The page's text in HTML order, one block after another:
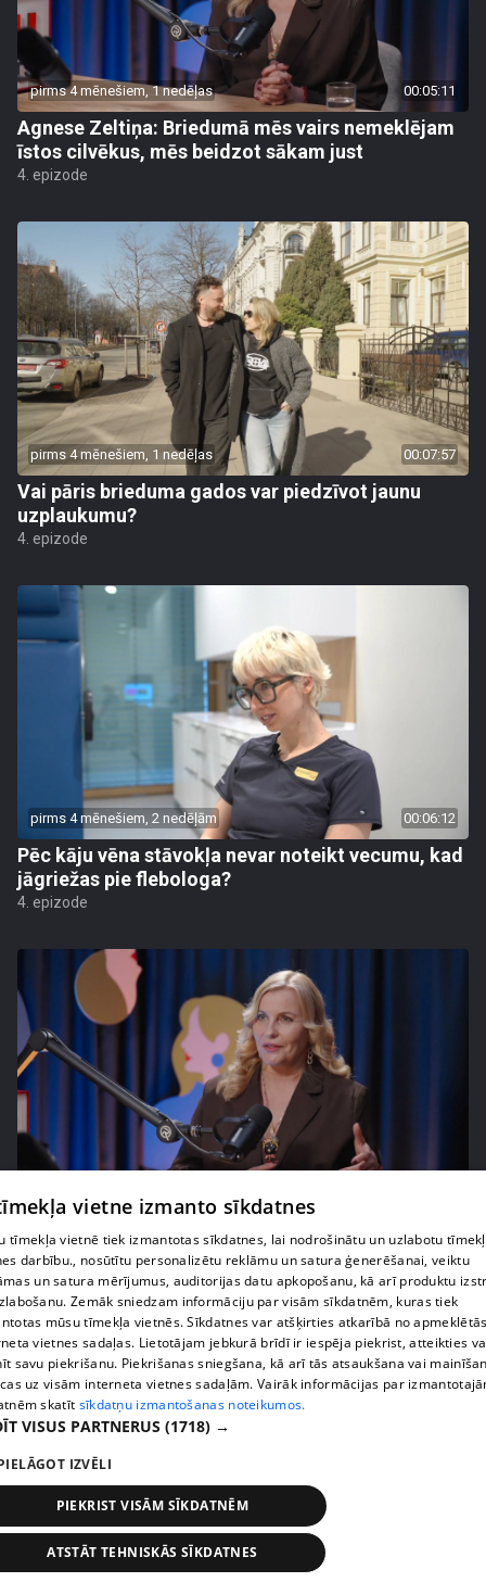
pirms 4 mēnešiem, 1 nedēļas 00:05:11
Agnese Zeltiņa: Briedumā mēs vairs nemeklējam
īstos cilvēkus, mēs beidzot sākam just
4. epizode
pirms 4 mēnešiem, 1 nedēļas 00:07:57
Vai pāris brieduma gados var piedzīvot jaunu
uzplaukumu?
4. epizode
pirms 4 mēnešiem, 2 nedēļām 00:06:12
Pēc kāju vēna stāvokļa nevar noteikt vecumu, kad
jāgriežas pie flebologa?
4. epizode
Ko cilvēki patiesībā meklē energoterapijā pie
Agneses Zeltiņas
4. epizode
pirms 4 mēnešiem, 2 nedēļām
vietne izmanto sīkdatnes
tīmekļa vietnē tiek izmantotas sīkdatnes, lai nodrošinātu un uzlabotu
darbību., nosūtītu personalizētu reklāmu un satura ģenerēšanai, veiktu
un satura mērījumus, auditorijas datu apkopošanu, kā arī produktu
Zemāk sniedzam informāciju par visām sīkdatnēm, kuras tiek
mūsu tīmekļa vietnēs. Sīkdatnes var atšķirties atkarībā no
vietnes sadaļas. Lietotājam jebkurā brīdī ir iespēja piekrist, atteikties
savu piekrišanu. Piekrišanas sniegšana, kā arī tās atsaukšana vai
uz visām interneta vietnes sadaļām. Vairāk informācijas par
skatīt sīkdatņu izmantošanas noteikumos.
VISUS PARTNERUS (1718) →
IZVĒLI
PIEKRIST VISĀM SĪKDATNĒM
ATSTĀT TEHNISKĀS SĪKDATNES